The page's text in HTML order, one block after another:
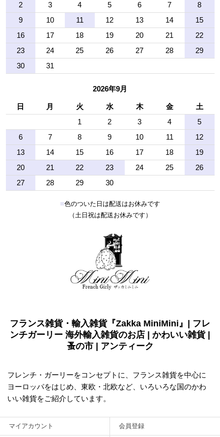
2
3 4 5 6 7
8
9
10 11 12 13 14
15
16
17 18 19 20 21
22
23
24 25 26 27 28
29
30
31
2026年9月
日 月 火 水 木 金
土
1
2 3 4
5
6
7 8 9 10 11
12
13
14 15 16 17 18
19
20
21 22 23 24 25
26
27
28 29 30
■色のついた日は配送はお休みです
（土日祝は配送お休みです）
フランス雑貨・輸入雑貨『Zakka MiniMini』| フレ
ンチガーリー 海外輸入雑貨のお店 | かわいい雑貨 |
蚤の市 | アンティーク
フレンチ・ガーリーをコンセプトに、フランス雑貨を中心に
ヨーロッパをはじめ、東欧・北欧など、いろいろな国のかわ
いい雑貨をご紹介しています。
マイアカウント 会員登録